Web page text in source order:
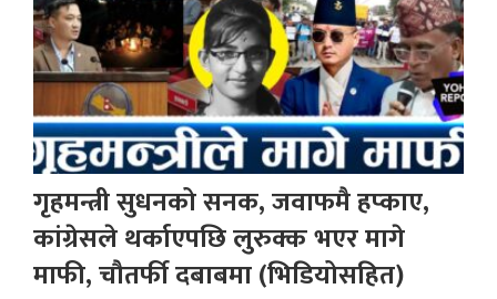
गृहमन्त्री सुधनको सनक, जवाफमै हप्काए,
कांग्रेसले थर्काएपछि लुरुक्क भएर मागे
माफी, चौतर्फी दबाबमा (भिडियोसहित)